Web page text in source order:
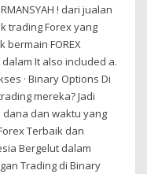
! dari jualan
trading Forex yang
bermain FOREX
dalam It also included a.
· Binary Options Di
mereka? Jadi
dan waktu yang
Terbaik dan
Bergelut dalam
Trading di Binary